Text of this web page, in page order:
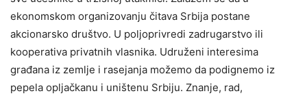
ekonomskom organizovanju čitava Srbija postane
akcionarsko društvo. U poljoprivredi zadrugarstvo ili
kooperativa privatnih vlasnika. Udruženi interesima
građana iz zemlje i rasejanja možemo da podignemo iz
pepela opljačkanu i uništenu Srbiju. Znanje, rad,